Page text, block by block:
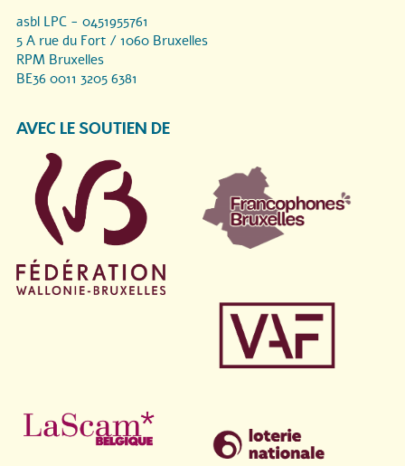
asbl LPC - 0451955761
5 A rue du Fort / 1060 Bruxelles
RPM Bruxelles
BE36 0011 3205 6381
AVEC LE SOUTIEN DE